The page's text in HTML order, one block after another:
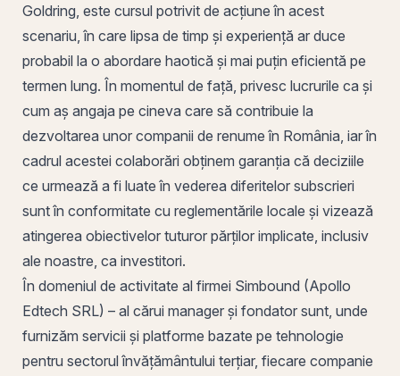
Goldring, este cursul potrivit de acțiune în acest
scenariu, în care lipsa de timp și experiență ar duce
probabil la o abordare haotică și mai puțin eficientă pe
termen lung. În momentul de față, privesc lucrurile ca și
cum aș angaja pe cineva care să contribuie la
dezvoltarea unor companii de renume în România, iar în
cadrul acestei colaborări obținem garanția că deciziile
ce urmează a fi luate în vederea diferitelor subscrieri
sunt în conformitate cu reglementările locale și vizează
atingerea obiectivelor tuturor părților implicate, inclusiv
ale noastre, ca investitori.
În domeniul de activitate al firmei Simbound (Apollo
Edtech SRL) – al cărui manager și fondator sunt, unde
furnizăm servicii și platforme bazate pe tehnologie
pentru sectorul învățământului terțiar, fiecare companie